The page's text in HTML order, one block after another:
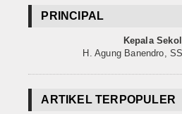
PRINCIPAL
Kepala
H. Agung Banendro,
ARTIKEL TERPOPULER